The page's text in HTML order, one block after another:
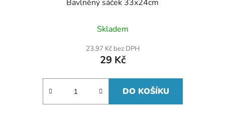
Bavlněný sáček 33x24cm
Skladem
23,97 Kč bez DPH
29 Kč
DO KOŠÍKU